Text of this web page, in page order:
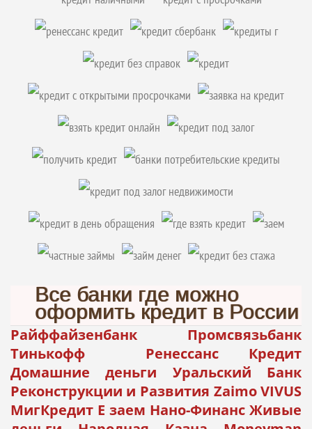
Все банки где можно
оформить кредит в России
Райффайзенбанк Промсвязьбанк
Тинькофф Ренессанс Кредит
Домашние деньги Уральский Банк
Реконструкции и Развития Zaimo VIVUS
МигКредит Е заем Нано-Финанс Живые